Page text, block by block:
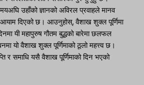
उहाँको ज्ञानको अविरल प्रवाहले मानव
आयाम दिएको छ। आउनुहोस्, वैशाख शुक्ल पूर्णिमा
यी महापुरुष गौतम बुद्धको बारेमा छलफल
यो वैशाख शुक्ल पूर्णिमाको ठूलो महत्त्व छ।
र समाधि यसै वैशाख पूर्णिमाको दिन भएको